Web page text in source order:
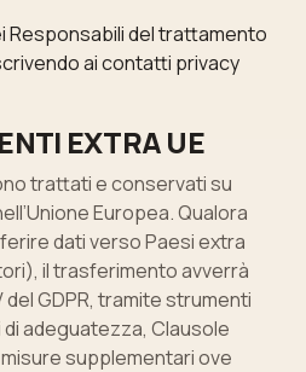
Responsabili del trattamento
ai contatti privacy
EXTRA UE
trattati e conservati su
Europea. Qualora
dati verso Paesi extra
il trasferimento avverrà
GDPR, tramite strumenti
adeguatezza, Clausole
supplementari ove